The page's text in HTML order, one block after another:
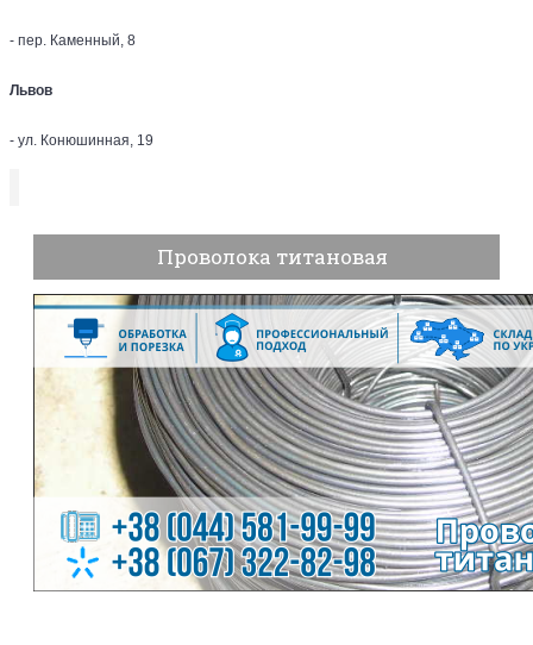
- пер. Каменный, 8
Львов
- ул. Конюшинная, 19
Проволока титановая